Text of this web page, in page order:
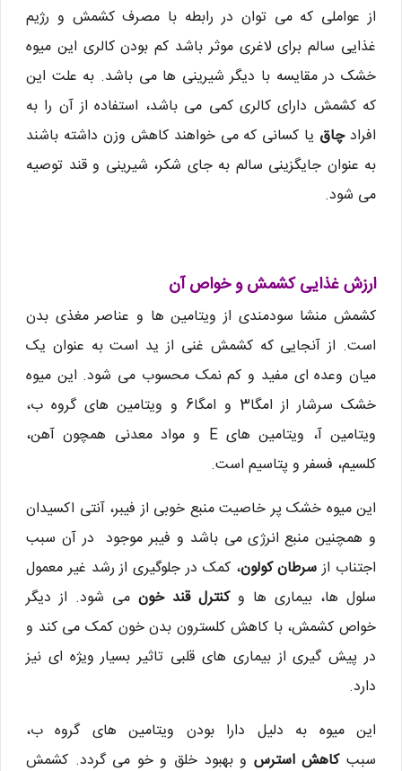
از عواملی که می توان در رابطه با مصرف کشمش و رژیم
غذایی سالم برای لاغری موثر باشد کم بودن کالری این میوه
خشک در مقایسه با دیگر شیرینی ها می باشد. به علت این
که کشمش دارای کالری کمی می باشد، استفاده از آن را به
افرادچاق یا کسانی که می خواهند کاهش وزن داشته باشند
به عنوان جایگزینی سالم به جای شکر، شیرینی و قند توصیه
می شود.
ارزش غذایی کشمش و خواص آن
کشمش منشا سودمندی از ویتامین ها و عناصر مغذی بدن
است. از آنجایی که کشمش غنی از ید است به عنوان یک
میان وعده ای مفید و کم نمک محسوب می شود. این میوه
خشک سرشار از امگا3 و امگا6 و ویتامین های گروه ب،
ویتامین آ، ویتامین های E و مواد معدنی همچون آهن،
کلسیم، فسفر و پتاسیم است.
این میوه خشک پر خاصیت منبع خوبی از فیبر، آنتی اکسیدان
و همچنین منبع انرژی می باشد و فیبر موجود در آن سبب
اجتناب ازسرطان کولون، کمک در جلوگیری از رشد غیر معمول
سلول ها، بیماری ها وکنترل قند خون می شود. از دیگر
خواص کشمش، با کاهش کلسترون بدن خون کمک می کند و
در پیش گیری از بیماری های قلبی تاثیر بسیار ویژه ای نیز
دارد.
این میوه به دلیل دارا بودن ویتامین های گروه ب،
سببکاهش استرس و بهبود خلق و خو می گردد. کشمش